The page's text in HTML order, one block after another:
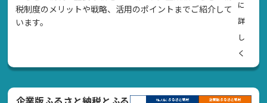
税制度のメリットや戦略、活用のポイントまでご紹介して
います。
に
詳
し
く